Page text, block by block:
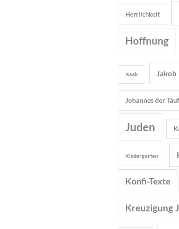
Herrlichkeit
Hoffnung
Isaak Jakob
Johannes der
Juden
Kindergarten
Konfi-Texte
Kreuzigung